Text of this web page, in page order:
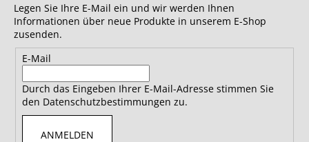
Legen Sie Ihre E-Mail ein und wir werden Ihnen
Informationen über neue Produkte in unserem E-Shop
zusenden.
E-Mail
Durch das Eingeben Ihrer E-Mail-Adresse stimmen Sie
den Datenschutzbestimmungen zu.
ANMELDEN